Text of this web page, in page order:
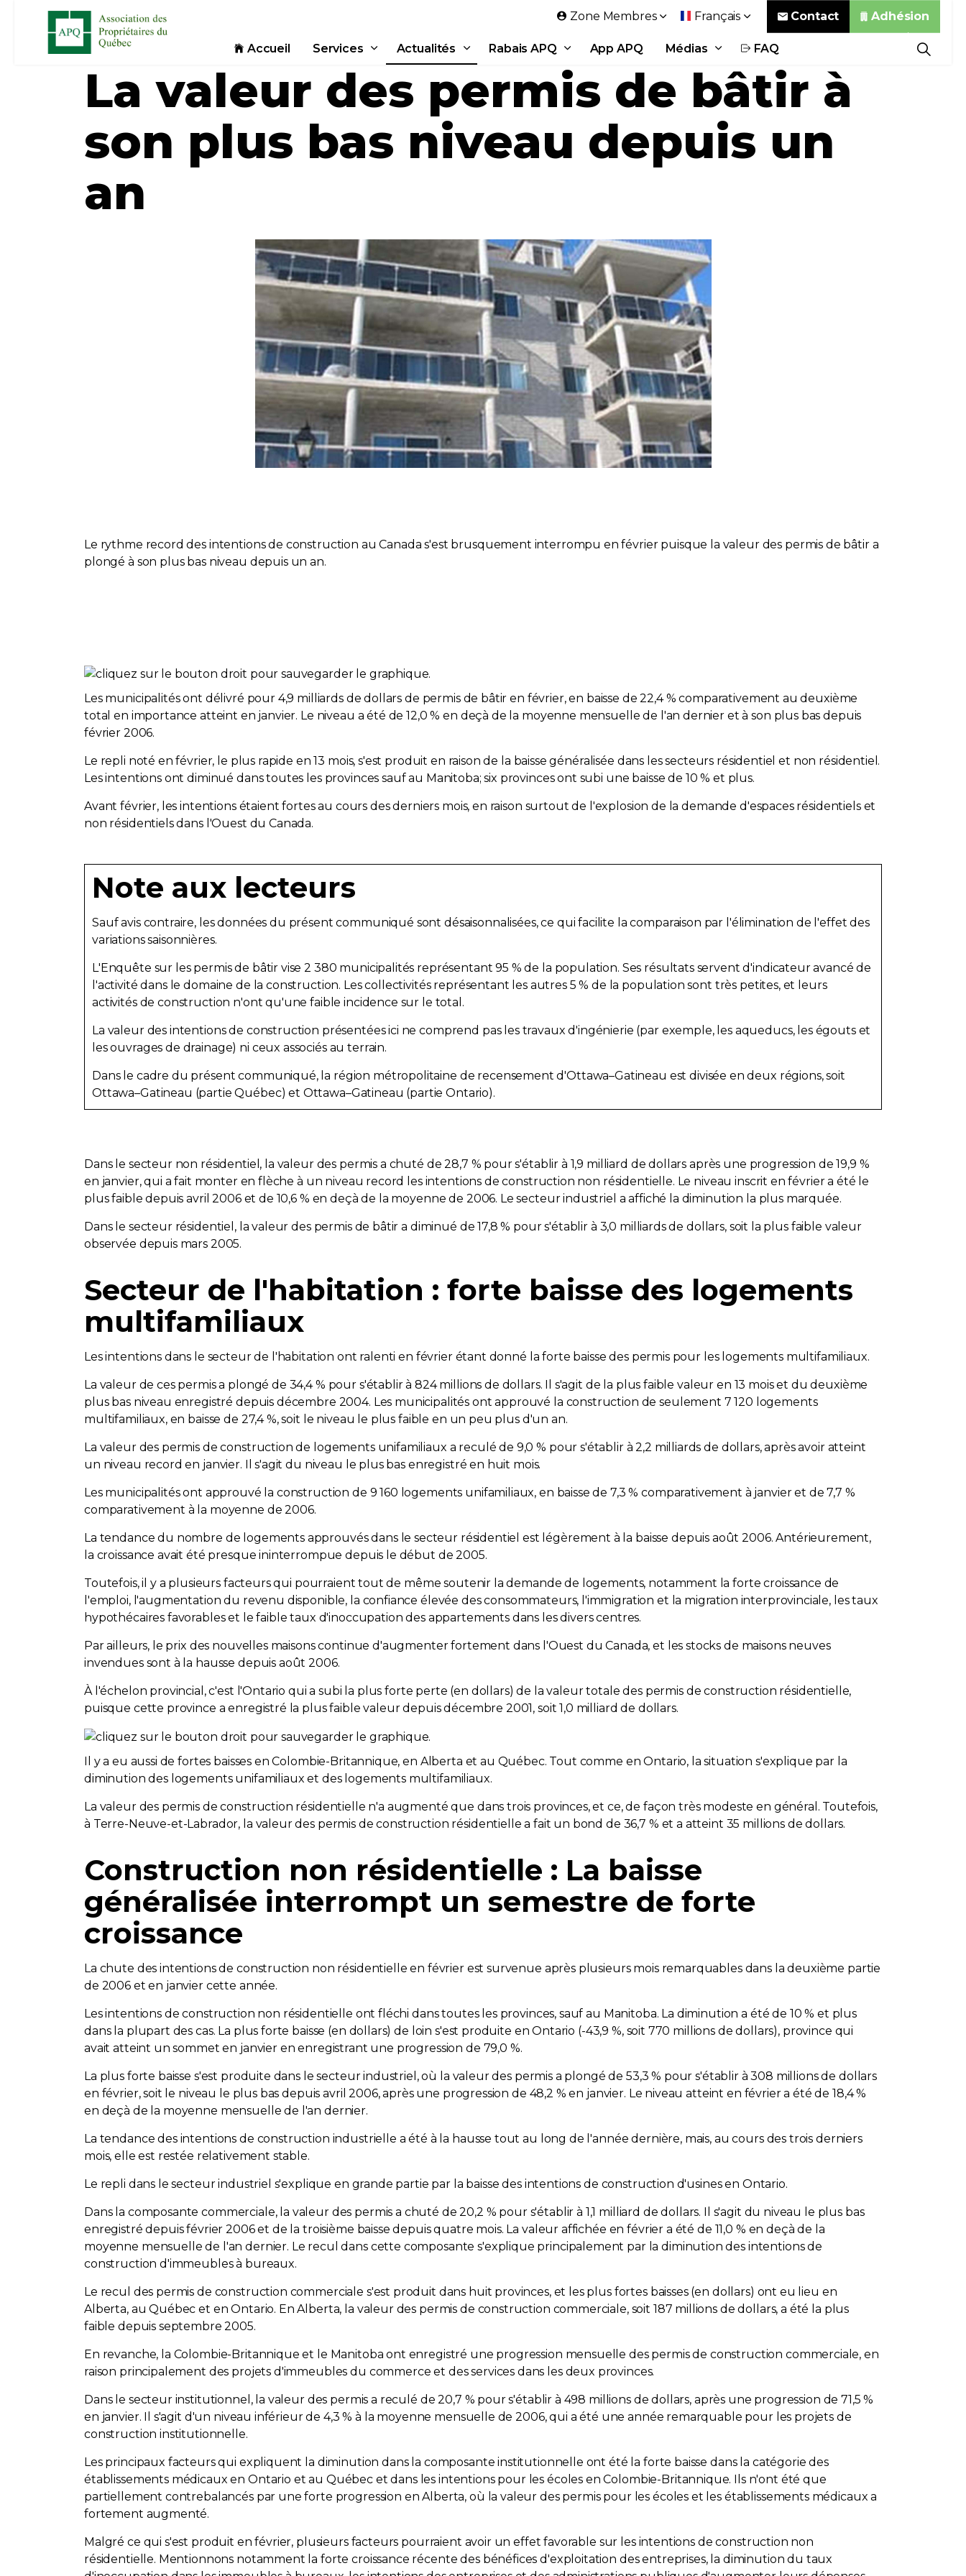
Accueil Services Actualités Rabais APQ App APQ Médias FAQ
Zone Membres Français Contact Adhésion
La valeur des permis de bâtir à
son plus bas niveau depuis un
an
Le rythme record des intentions de construction au Canada s'est brusquement interrompu en février puisque la valeur des permis de bâtir a
plongé à son plus bas niveau depuis un an.
Les municipalités ont délivré pour 4,9 milliards de dollars de permis de bâtir en février, en baisse de 22,4 % comparativement au deuxième
total en importance atteint en janvier. Le niveau a été de 12,0 % en deçà de la moyenne mensuelle de l'an dernier et à son plus bas depuis
février 2006.
Le repli noté en février, le plus rapide en 13 mois, s'est produit en raison de la baisse généralisée dans les secteurs résidentiel et non résidentiel.
Les intentions ont diminué dans toutes les provinces sauf au Manitoba; six provinces ont subi une baisse de 10 % et plus.
Avant février, les intentions étaient fortes au cours des derniers mois, en raison surtout de l'explosion de la demande d'espaces résidentiels et
non résidentiels dans l'Ouest du Canada.
Note aux lecteurs
Sauf avis contraire, les données du présent communiqué sont désaisonnalisées, ce qui facilite la comparaison par l'élimination de l'effet des
variations saisonnières.
L'Enquête sur les permis de bâtir vise 2 380 municipalités représentant 95 % de la population. Ses résultats servent d'indicateur avancé de
l'activité dans le domaine de la construction. Les collectivités représentant les autres 5 % de la population sont très petites, et leurs
activités de construction n'ont qu'une faible incidence sur le total.
La valeur des intentions de construction présentées ici ne comprend pas les travaux d'ingénierie (par exemple, les aqueducs, les égouts et
les ouvrages de drainage) ni ceux associés au terrain.
Dans le cadre du présent communiqué, la région métropolitaine de recensement d'Ottawa–Gatineau est divisée en deux régions, soit
Ottawa–Gatineau (partie Québec) et Ottawa–Gatineau (partie Ontario).
Dans le secteur non résidentiel, la valeur des permis a chuté de 28,7 % pour s'établir à 1,9 milliard de dollars après une progression de 19,9 %
en janvier, qui a fait monter en flèche à un niveau record les intentions de construction non résidentielle. Le niveau inscrit en février a été le
plus faible depuis avril 2006 et de 10,6 % en deçà de la moyenne de 2006. Le secteur industriel a affiché la diminution la plus marquée.
Dans le secteur résidentiel, la valeur des permis de bâtir a diminué de 17,8 % pour s'établir à 3,0 milliards de dollars, soit la plus faible valeur
observée depuis mars 2005.
Secteur de l'habitation : forte baisse des logements
multifamiliaux
Les intentions dans le secteur de l'habitation ont ralenti en février étant donné la forte baisse des permis pour les logements multifamiliaux.
La valeur de ces permis a plongé de 34,4 % pour s'établir à 824 millions de dollars. Il s'agit de la plus faible valeur en 13 mois et du deuxième
plus bas niveau enregistré depuis décembre 2004. Les municipalités ont approuvé la construction de seulement 7 120 logements
multifamiliaux, en baisse de 27,4 %, soit le niveau le plus faible en un peu plus d'un an.
La valeur des permis de construction de logements unifamiliaux a reculé de 9,0 % pour s'établir à 2,2 milliards de dollars, après avoir atteint
un niveau record en janvier. Il s'agit du niveau le plus bas enregistré en huit mois.
Les municipalités ont approuvé la construction de 9 160 logements unifamiliaux, en baisse de 7,3 % comparativement à janvier et de 7,7 %
comparativement à la moyenne de 2006.
La tendance du nombre de logements approuvés dans le secteur résidentiel est légèrement à la baisse depuis août 2006. Antérieurement,
la croissance avait été presque ininterrompue depuis le début de 2005.
Toutefois, il y a plusieurs facteurs qui pourraient tout de même soutenir la demande de logements, notamment la forte croissance de
l'emploi, l'augmentation du revenu disponible, la confiance élevée des consommateurs, l'immigration et la migration interprovinciale, les taux
hypothécaires favorables et le faible taux d'inoccupation des appartements dans les divers centres.
Par ailleurs, le prix des nouvelles maisons continue d'augmenter fortement dans l'Ouest du Canada, et les stocks de maisons neuves
invendues sont à la hausse depuis août 2006.
À l'échelon provincial, c'est l'Ontario qui a subi la plus forte perte (en dollars) de la valeur totale des permis de construction résidentielle,
puisque cette province a enregistré la plus faible valeur depuis décembre 2001, soit 1,0 milliard de dollars.
Il y a eu aussi de fortes baisses en Colombie-Britannique, en Alberta et au Québec. Tout comme en Ontario, la situation s'explique par la
diminution des logements unifamiliaux et des logements multifamiliaux.
La valeur des permis de construction résidentielle n'a augmenté que dans trois provinces, et ce, de façon très modeste en général. Toutefois,
à Terre-Neuve-et-Labrador, la valeur des permis de construction résidentielle a fait un bond de 36,7 % et a atteint 35 millions de dollars.
Construction non résidentielle : La baisse
généralisée interrompt un semestre de forte
croissance
La chute des intentions de construction non résidentielle en février est survenue après plusieurs mois remarquables dans la deuxième partie
de 2006 et en janvier cette année.
Les intentions de construction non résidentielle ont fléchi dans toutes les provinces, sauf au Manitoba. La diminution a été de 10 % et plus
dans la plupart des cas. La plus forte baisse (en dollars) de loin s'est produite en Ontario (-43,9 %, soit 770 millions de dollars), province qui
avait atteint un sommet en janvier en enregistrant une progression de 79,0 %.
La plus forte baisse s'est produite dans le secteur industriel, où la valeur des permis a plongé de 53,3 % pour s'établir à 308 millions de dollars
en février, soit le niveau le plus bas depuis avril 2006, après une progression de 48,2 % en janvier. Le niveau atteint en février a été de 18,4 %
en deçà de la moyenne mensuelle de l'an dernier.
La tendance des intentions de construction industrielle a été à la hausse tout au long de l'année dernière, mais, au cours des trois derniers
mois, elle est restée relativement stable.
Le repli dans le secteur industriel s'explique en grande partie par la baisse des intentions de construction d'usines en Ontario.
Dans la composante commerciale, la valeur des permis a chuté de 20,2 % pour s'établir à 1,1 milliard de dollars. Il s'agit du niveau le plus bas
enregistré depuis février 2006 et de la troisième baisse depuis quatre mois. La valeur affichée en février a été de 11,0 % en deçà de la
moyenne mensuelle de l'an dernier. Le recul dans cette composante s'explique principalement par la diminution des intentions de
construction d'immeubles à bureaux.
Le recul des permis de construction commerciale s'est produit dans huit provinces, et les plus fortes baisses (en dollars) ont eu lieu en
Alberta, au Québec et en Ontario. En Alberta, la valeur des permis de construction commerciale, soit 187 millions de dollars, a été la plus
faible depuis septembre 2005.
En revanche, la Colombie-Britannique et le Manitoba ont enregistré une progression mensuelle des permis de construction commerciale, en
raison principalement des projets d'immeubles du commerce et des services dans les deux provinces.
Dans le secteur institutionnel, la valeur des permis a reculé de 20,7 % pour s'établir à 498 millions de dollars, après une progression de 71,5 %
en janvier. Il s'agit d'un niveau inférieur de 4,3 % à la moyenne mensuelle de 2006, qui a été une année remarquable pour les projets de
construction institutionnelle.
Les principaux facteurs qui expliquent la diminution dans la composante institutionnelle ont été la forte baisse dans la catégorie des
établissements médicaux en Ontario et au Québec et dans les intentions pour les écoles en Colombie-Britannique. Ils n'ont été que
partiellement contrebalancés par une forte progression en Alberta, où la valeur des permis pour les écoles et les établissements médicaux a
fortement augmenté.
Malgré ce qui s'est produit en février, plusieurs facteurs pourraient avoir un effet favorable sur les intentions de construction non
résidentielle. Mentionnons notamment la forte croissance récente des bénéfices d'exploitation des entreprises, la diminution du taux